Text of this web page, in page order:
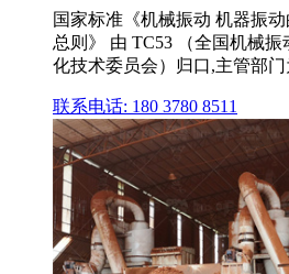
国家标准《机械振动 机器振
总则》 由 TC53 （全国机械
化技术委员会）归口,主管部门
联系电话: 180 3780 8511